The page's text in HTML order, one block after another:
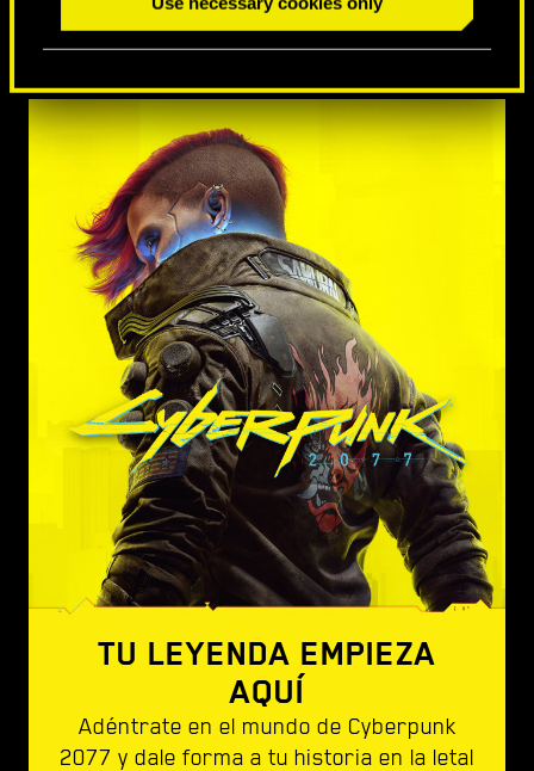
TU LEYENDA EMPIEZA
AQUÍ
Adéntrate en el mundo de Cyberpunk
2077 y dale forma a tu historia en la letal